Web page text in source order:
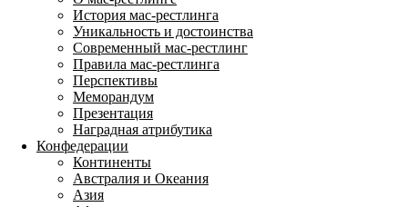
История мас-рестлинга
Уникальность и достоинства
Современный мас-рестлинг
Правила мас-рестлинга
Перспективы
Меморандум
Презентация
Наградная атрибутика
Конфедерации
Континенты
Австралия и Океания
Азия